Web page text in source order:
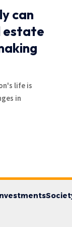
can
estate
life is
in